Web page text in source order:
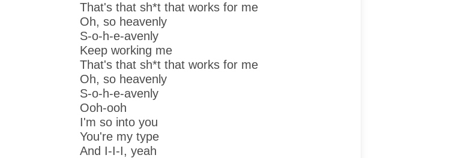
That's that sh*t that works for me
Oh, so heavenly
S-o-h-e-avenly
Keep working me
That's that sh*t that works for me
Oh, so heavenly
S-o-h-e-avenly
Ooh-ooh
I'm so into you
You're my type
And I-I-I, yeah